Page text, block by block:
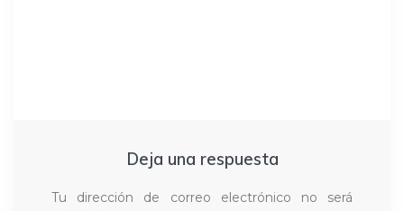
Deja una respuesta
Tu dirección de correo electrónico no será